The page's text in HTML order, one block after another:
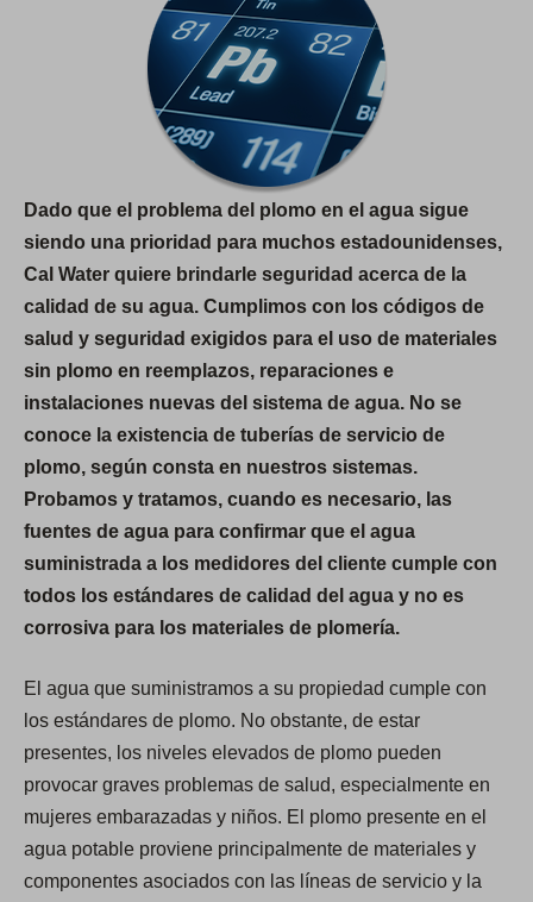
Dado que el problema del plomo en el agua sigue
siendo una prioridad para muchos estadounidenses,
Cal Water quiere brindarle seguridad acerca de la
calidad de su agua. Cumplimos con los códigos de
salud y seguridad exigidos para el uso de materiales
sin plomo en reemplazos, reparaciones e
instalaciones nuevas del sistema de agua. No se
conoce la existencia de tuberías de servicio de
plomo, según consta en nuestros sistemas.
Probamos y tratamos, cuando es necesario, las
fuentes de agua para confirmar que el agua
suministrada a los medidores del cliente cumple con
todos los estándares de calidad del agua y no es
corrosiva para los materiales de plomería.
El agua que suministramos a su propiedad cumple con
los estándares de plomo. No obstante, de estar
presentes, los niveles elevados de plomo pueden
provocar graves problemas de salud, especialmente en
mujeres embarazadas y niños. El plomo presente en el
agua potable proviene principalmente de materiales y
componentes asociados con las líneas de servicio y la